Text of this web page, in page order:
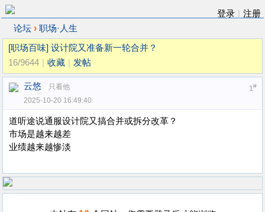
登录
注册
论坛 › 职场·人生
[职场百味] 设计院又准备新一轮合并？
16/9644
收藏 发帖
1#
云悠
只看他
2025-10-20 16:49:40
道听途说通服设计院又搞合并或拆分改革？
市场是越来越差
业绩越来越惨淡